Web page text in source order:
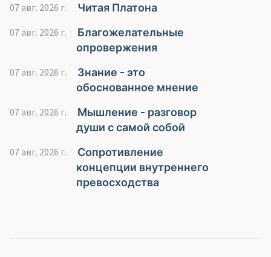
07 авг. 2026 г. Читая Платона
07 авг. 2026 г.
Благожелательные
опровержения
07 авг. 2026 г.
Знание - это
обоснованное мнение
07 авг. 2026 г.
Мышление - разговор
души с самой собой
07 авг. 2026 г.
Сопротивление
концепции внутреннего
превосходства